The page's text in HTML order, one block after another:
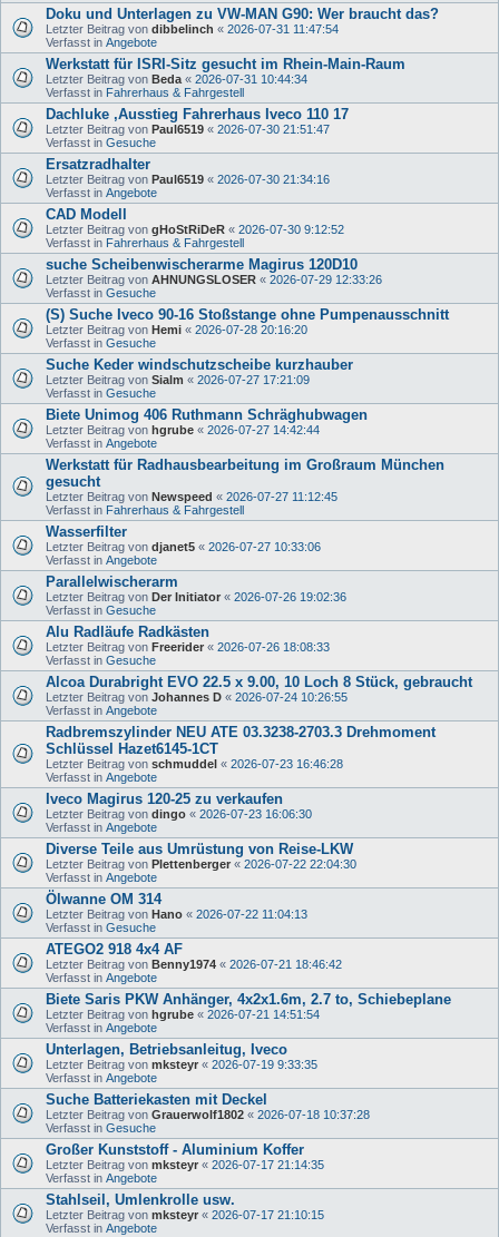
Doku und Unterlagen zu VW-MAN G90: Wer braucht das?
Letzter Beitrag von dibbelinch « 2026-07-31 11:47:54
Verfasst in Angebote
Werkstatt für ISRI-Sitz gesucht im Rhein-Main-Raum
Letzter Beitrag von Beda « 2026-07-31 10:44:34
Verfasst in Fahrerhaus & Fahrgestell
Dachluke ,Ausstieg Fahrerhaus Iveco 110 17
Letzter Beitrag von Paul6519 « 2026-07-30 21:51:47
Verfasst in Gesuche
Ersatzradhalter
Letzter Beitrag von Paul6519 « 2026-07-30 21:34:16
Verfasst in Angebote
CAD Modell
Letzter Beitrag von gHoStRiDeR « 2026-07-30 9:12:52
Verfasst in Fahrerhaus & Fahrgestell
suche Scheibenwischerarme Magirus 120D10
Letzter Beitrag von AHNUNGSLOSER « 2026-07-29 12:33:26
Verfasst in Gesuche
(S) Suche Iveco 90-16 Stoßstange ohne Pumpenausschnitt
Letzter Beitrag von Hemi « 2026-07-28 20:16:20
Verfasst in Gesuche
Suche Keder windschutzscheibe kurzhauber
Letzter Beitrag von Sialm « 2026-07-27 17:21:09
Verfasst in Gesuche
Biete Unimog 406 Ruthmann Schräghubwagen
Letzter Beitrag von hgrube « 2026-07-27 14:42:44
Verfasst in Angebote
Werkstatt für Radhausbearbeitung im Großraum München
gesucht
Letzter Beitrag von Newspeed « 2026-07-27 11:12:45
Verfasst in Fahrerhaus & Fahrgestell
Wasserfilter
Letzter Beitrag von djanet5 « 2026-07-27 10:33:06
Verfasst in Angebote
Parallelwischerarm
Letzter Beitrag von Der Initiator « 2026-07-26 19:02:36
Verfasst in Gesuche
Alu Radläufe Radkästen
Letzter Beitrag von Freerider « 2026-07-26 18:08:33
Verfasst in Gesuche
Alcoa Durabright EVO 22.5 x 9.00, 10 Loch 8 Stück, gebraucht
Letzter Beitrag von Johannes D « 2026-07-24 10:26:55
Verfasst in Angebote
Radbremszylinder NEU ATE 03.3238-2703.3 Drehmoment
Schlüssel Hazet6145-1CT
Letzter Beitrag von schmuddel « 2026-07-23 16:46:28
Verfasst in Angebote
Iveco Magirus 120-25 zu verkaufen
Letzter Beitrag von dingo « 2026-07-23 16:06:30
Verfasst in Angebote
Diverse Teile aus Umrüstung von Reise-LKW
Letzter Beitrag von Plettenberger « 2026-07-22 22:04:30
Verfasst in Angebote
Ölwanne OM 314
Letzter Beitrag von Hano « 2026-07-22 11:04:13
Verfasst in Gesuche
ATEGO2 918 4x4 AF
Letzter Beitrag von Benny1974 « 2026-07-21 18:46:42
Verfasst in Angebote
Biete Saris PKW Anhänger, 4x2x1.6m, 2.7 to, Schiebeplane
Letzter Beitrag von hgrube « 2026-07-21 14:51:54
Verfasst in Angebote
Unterlagen, Betriebsanleitug, Iveco
Letzter Beitrag von mksteyr « 2026-07-19 9:33:35
Verfasst in Angebote
Suche Batteriekasten mit Deckel
Letzter Beitrag von Grauerwolf1802 « 2026-07-18 10:37:28
Verfasst in Gesuche
Großer Kunststoff - Aluminium Koffer
Letzter Beitrag von mksteyr « 2026-07-17 21:14:35
Verfasst in Angebote
Stahlseil, Umlenkrolle usw.
Letzter Beitrag von mksteyr « 2026-07-17 21:10:15
Verfasst in Angebote